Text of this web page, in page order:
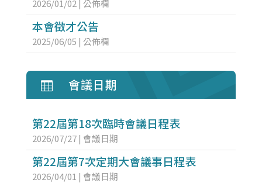
2026/01/02 | 公佈欄
本會徵才公告
2025/06/05 | 公佈欄
 會議日期
第22屆第18次臨時會議日程表
2026/07/27| 會議日期
第22屆第7次定期大會議事日程表
2026/04/01 | 會議日期